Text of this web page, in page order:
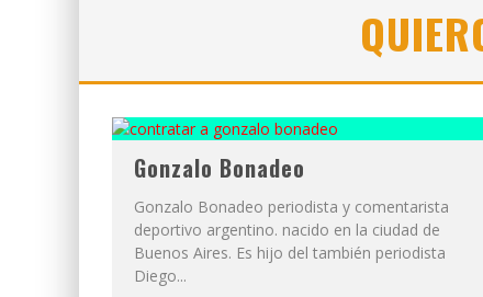
DUKI
VI EM
Gonzalo Bonadeo
Gonzalo Bonadeo periodista y comentarista
deportivo argentino. nacido en la ciudad de
Buenos Aires. Es hijo del también periodista
Diego...